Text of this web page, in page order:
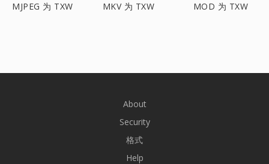
MJPEG 为 TXW MKV 为 TXW MOD 为 TXW
About
Security
格式
Help